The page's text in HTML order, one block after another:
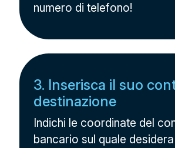
numero di telefono!
3. Inserisca il suo
destinazione
Indichi le coordinate del
bancario sul quale